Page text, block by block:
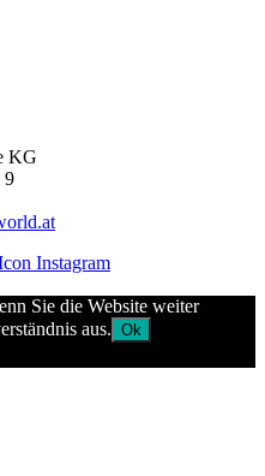
KG
9
Sie die Website weiter
aus. Ok